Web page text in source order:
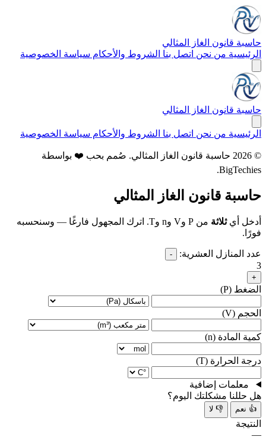
حاسبة قانون الغاز المثالي
الرئيسية من نحن اتصل بنا الشروط والأحكام سياسة الخصوصية
حاسبة قانون الغاز المثالي
الرئيسية من نحن اتصل بنا الشروط والأحكام سياسة الخصوصية
© 2026 حاسبة قانون الغاز المثالي. صُمم بحب ❤️ بواسطة
BigTechies
.
حاسبة قانون الغاز المثالي
أدخل أيثلاثة
من P وV وn وT. اترك المجهول فارغًا — وسنحسبه
فورًا.
عدد المنازل العشرية: -
3
+
الضغط (P)
الحجم (V)
كمية المادة (n)
درجة الحرارة (T)
معلمات إضافية
هل حللنا مشكلتك اليوم؟
👍 نعم 👎 لا
النتيجة
—